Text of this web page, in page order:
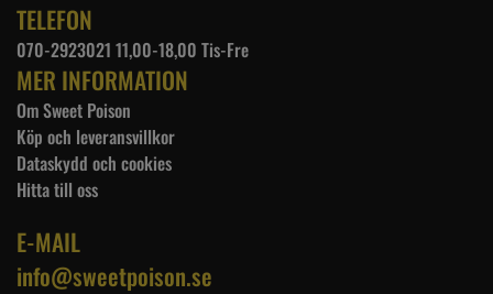
TELEFON
070-2923021 11,00-18,00 Tis-Fre
MER INFORMATION
Om Sweet Poison
Köp och leveransvillkor
Dataskydd och cookies
Hitta till oss
E-MAIL
info@sweetpoison.se